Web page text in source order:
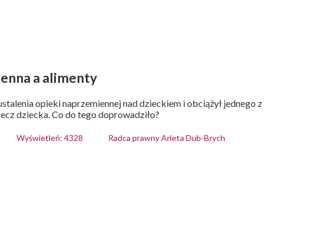
a alimenty
opieki naprzemiennej nad dzieckiem i obciążył jednego z
dziecka. Co do tego doprowadziło?
Wyświetleń: 4328 Radca prawny Arleta Dub-Brych